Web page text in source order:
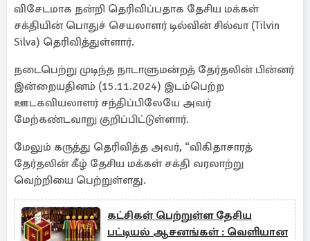
விசேடமாக நன்றி தெரிவிப்பதாக தேசிய மக்கள்
சக்தியின் பொதுச் செயலாளர் டில்வின் சில்வா (Tilvin
Silva) தெரிவித்துள்ளார்.
நடைபெற்று முடிந்த நாடாளுமன்றத் தேர்தலின் பின்னர்
இன்றையதினம் (15.11.2024) இடம்பெற்ற
ஊடகவியலாளர் சந்திப்பிலேயே அவர்
மேற்கண்டவாறு குறிப்பிட்டுள்ளார்.
மேலும் கருத்து தெரிவித்த அவர், “விகிதாசாரத்
தேர்தலின் கீழ் தேசிய மக்கள் சக்தி வரலாற்று
வெற்றியை பெற்றுள்ளது.
கட்சிகள் பெற்றுள்ள தேசிய
பட்டியல் ஆசனங்கள் : வெளியான